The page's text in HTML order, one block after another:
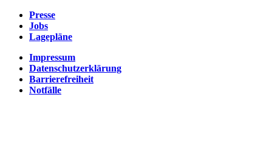
Presse
Jobs
Lagepläne
Impressum
Datenschutzerklärung
Barrierefreiheit
Notfälle